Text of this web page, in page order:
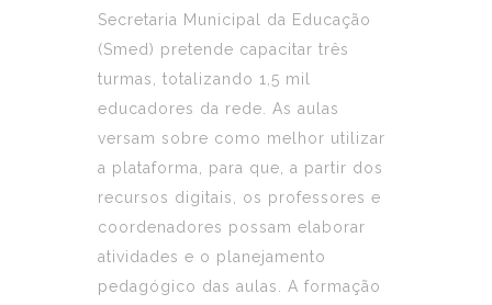
Secretaria Municipal da Educação
(Smed) pretende capacitar três
turmas, totalizando 1,5 mil
educadores da rede. As aulas
versam sobre como melhor utilizar
a plataforma, para que, a partir dos
recursos digitais, os professores e
coordenadores possam elaborar
atividades e o planejamento
pedagógico das aulas. A formação